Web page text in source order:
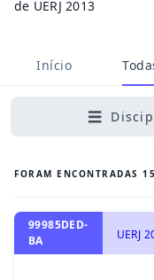
de UERJ 2013
Início
FORAM ENCONTRADAS
99985DED-
BA